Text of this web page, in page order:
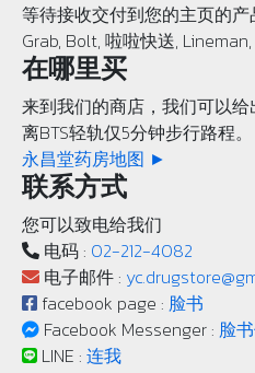
等待接收交付到您的主页的产
Grab, Bolt, 啦啦快送,
在哪里买
来到我们的商店，我们可以
离BTS轻轨仅5分钟步行路程。
永昌堂药房地图 ►
联系方式
您可以致电给我们
电码 : 02-212-4082
电子邮件 :
facebook page : 脸书
Facebook Messenger : 脸
LINE : 连我